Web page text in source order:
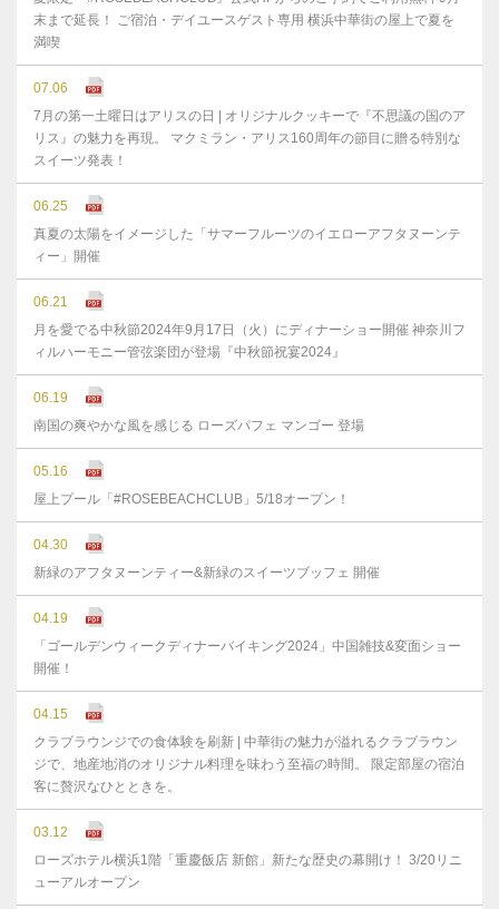
末まで延⻑！ ご宿泊・デイユースゲスト専用 横浜中華街の屋上で夏を
満喫
07.06
7月の第一土曜日はアリスの日 | オリジナルクッキーで『不思議の国のア
リス』の魅力を再現。 マクミラン・アリス160周年の節目に贈る特別な
スイーツ発表！
06.25
真夏の太陽をイメージした「サマーフルーツのイエローアフタヌーンテ
ィー」開催
06.21
月を愛でる中秋節2024年9月17日（火）にディナーショー開催 神奈川フ
ィルハーモニー管弦楽団が登場『中秋節祝宴2024』
06.19
南国の爽やかな風を感じる ローズパフェ マンゴー 登場
05.16
屋上プール「#ROSEBEACHCLUB」5/18オープン！
04.30
新緑のアフタヌーンティー&新緑のスイーツブッフェ 開催
04.19
「ゴールデンウィークディナーバイキング2024」中国雑技&変面ショー
開催！
04.15
クラブラウンジでの食体験を刷新 | 中華街の魅力が溢れるクラブラウン
ジで、地産地消のオリジナル料理を味わう至福の時間。 限定部屋の宿泊
客に贅沢なひとときを。
03.12
ローズホテル横浜1階「重慶飯店 新館」新たな歴史の幕開け！ 3/20リニ
ューアルオープン